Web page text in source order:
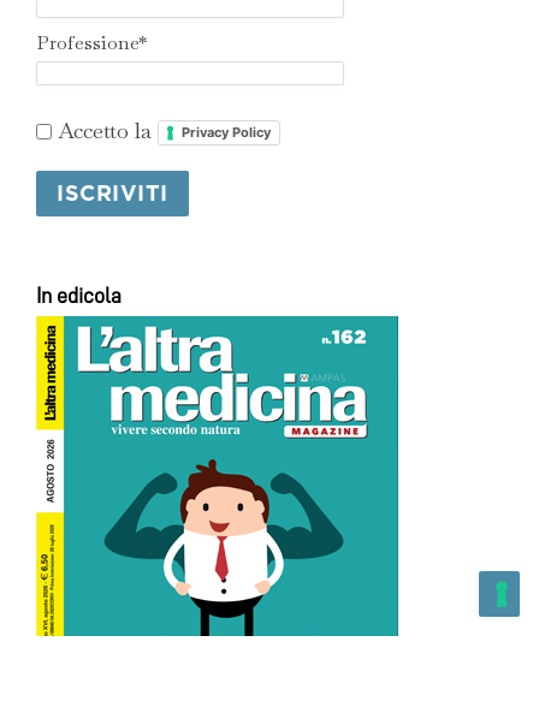
Professione*
Accetto la Privacy Policy
In edicola